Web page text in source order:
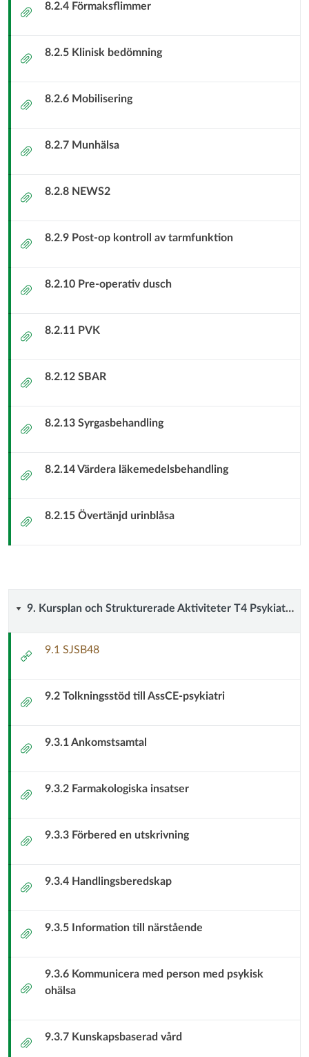
vård
Bilaga 8.2.4 Förmaksflimmer
Bilaga 8.2.5 Klinisk bedömning
Bilaga 8.2.6 Mobilisering
Bilaga 8.2.7 Munhälsa
Bilaga 8.2.8 NEWS2
Bilaga 8.2.9 Post-op kontroll av tarmfunktion
Bilaga 8.2.10 Pre-operativ dusch
Bilaga 8.2.11 PVK
Bilaga 8.2.12 SBAR
Bilaga 8.2.13 Syrgasbehandling
Bilaga 8.2.14 Värdera läkemedelsbehandling
Bilaga 8.2.15 Övertänjd urinblåsa
9.
Kursplan
Strukturerade
Psykiatrisk
9. Kursplan och Strukturerade Aktiviteter T4 Psykiatrisk vård
Extern9.1 SJSB48
Bilaga 9.2 Tolkningsstöd till AssCE-psykiatri
Bilaga 9.3.1 Ankomstsamtal
Bilaga 9.3.2 Farmakologiska insatser
Bilaga 9.3.3 Förbered en utskrivning
Bilaga 9.3.4 Handlingsberedskap
Bilaga 9.3.5 Information till närstående
Bilaga
9.3.6 Kommunicera med person med psykisk
ohälsa
Bilaga 9.3.7 Kunskapsbaserad vård